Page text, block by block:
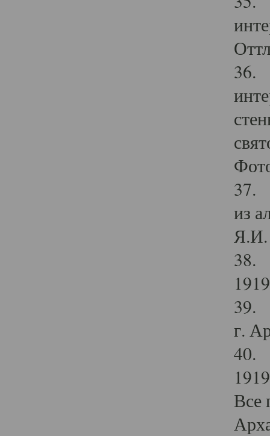
36.
37.
из
Я.И.
38.
39.
г.
40.
Все